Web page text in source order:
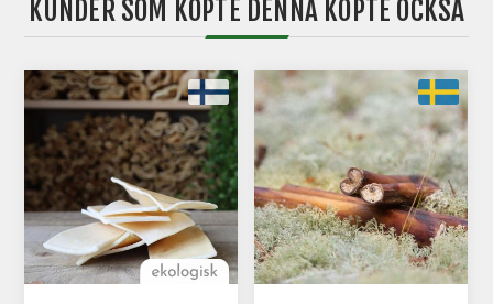
KUNDER SOM KÖPTE DENNA KÖPTE OCKSÅ